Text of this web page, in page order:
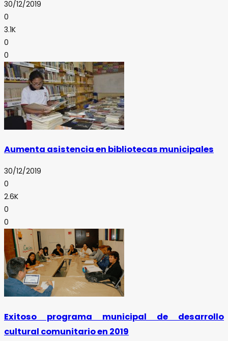
30/12/2019
0
3.1K
0
0
Aumenta asistencia en bibliotecas municipales
30/12/2019
0
2.6K
0
0
Exitoso programa municipal de desarrollo
cultural comunitario en 2019